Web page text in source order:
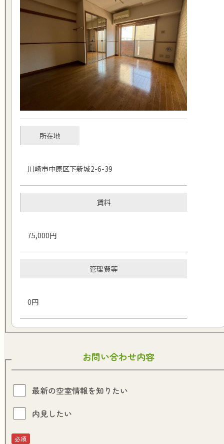
所在地
川崎市中原区下新城2-6-39
賃料
75,000円
管理費等
0円
お問い合わせ内容
最新の空室情報を知りたい
内見したい
必須